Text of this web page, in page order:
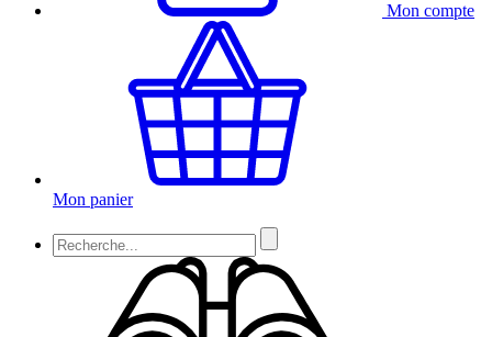
Mon compte
Mon panier